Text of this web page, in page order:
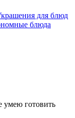
для блюд
блюда
умею готовить